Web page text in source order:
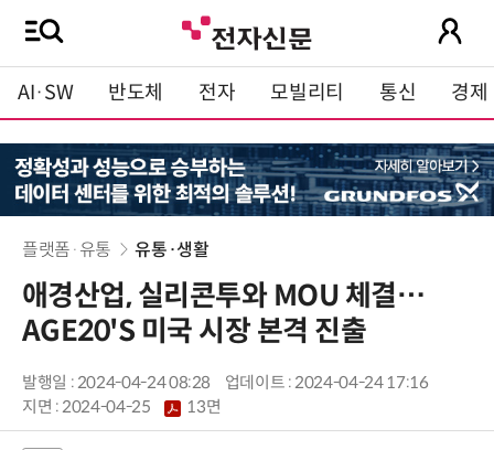
AI·SW 반도체 전자 모빌리티 통신 경제
플랫폼·유통 유통·생활
애경산업, 실리콘투와 MOU 체결…
AGE20'S 미국 시장 본격 진출
발행일 : 2024-04-24 08:28
업데이트 : 2024-04-24 17:16
지면 :2024-04-25 13면